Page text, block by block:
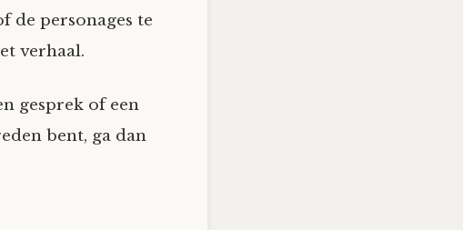
de personages te
verhaal.
gesprek of een
bent, ga dan